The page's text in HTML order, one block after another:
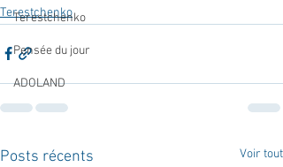
Terestchenko
Pensée du jour
ADOLAND
Terestchenko
Posts récents Voir tout